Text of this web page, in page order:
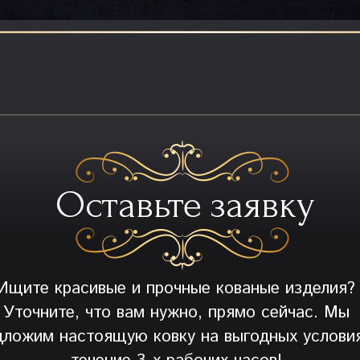
Оставьте заявку
красивые и прочные кованые изделия?
Уточните, что вам нужно, прямо сейчас. Мы
настоящую ковку на выгодных